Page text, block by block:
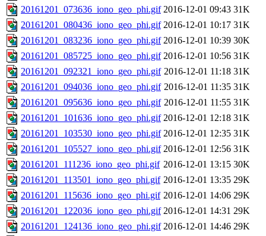
20161201_073636_iono_geo_phi.gif 2016-12-01 09:43 31K
20161201_080436_iono_geo_phi.gif 2016-12-01 10:17 31K
20161201_083236_iono_geo_phi.gif 2016-12-01 10:39 30K
20161201_085725_iono_geo_phi.gif 2016-12-01 10:56 31K
20161201_092321_iono_geo_phi.gif 2016-12-01 11:18 31K
20161201_094036_iono_geo_phi.gif 2016-12-01 11:35 31K
20161201_095636_iono_geo_phi.gif 2016-12-01 11:55 31K
20161201_101636_iono_geo_phi.gif 2016-12-01 12:18 31K
20161201_103530_iono_geo_phi.gif 2016-12-01 12:35 31K
20161201_105527_iono_geo_phi.gif 2016-12-01 12:56 31K
20161201_111236_iono_geo_phi.gif 2016-12-01 13:15 30K
20161201_113501_iono_geo_phi.gif 2016-12-01 13:35 29K
20161201_115636_iono_geo_phi.gif 2016-12-01 14:06 29K
20161201_122036_iono_geo_phi.gif 2016-12-01 14:31 29K
20161201_124136_iono_geo_phi.gif 2016-12-01 14:46 29K